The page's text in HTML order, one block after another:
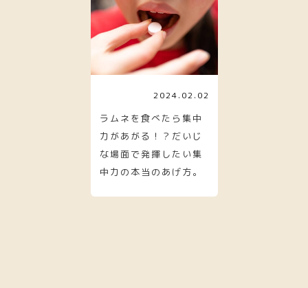
2024.02.02
ラムネを食べたら集中
力があがる！？だいじ
な場面で発揮したい集
中力の本当のあげ方。